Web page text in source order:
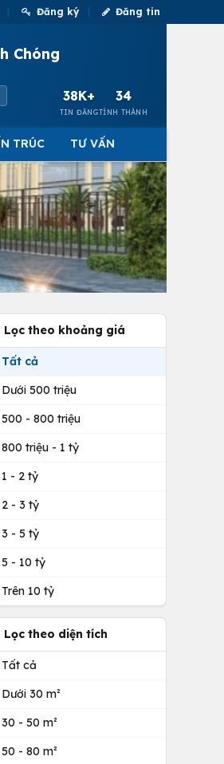
Đăng ký Đăng tin
Chóng
38K+
TIN ĐĂNG
34
TỈNH THÀNH
TRÚC TƯ VẤN
Lọc theo khoảng giá
Tất cả
Dưới 500 triệu
500 - 800 triệu
800 triệu - 1 tỷ
1 - 2 tỷ
2 - 3 tỷ
3 - 5 tỷ
5 - 10 tỷ
Trên 10 tỷ
Lọc theo diện tích
Tất cả
Dưới 30 m²
30 - 50 m²
50 - 80 m²